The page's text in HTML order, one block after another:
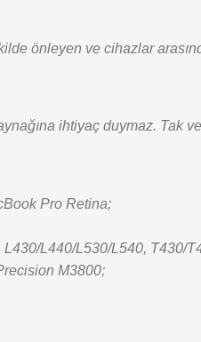
önleyen ve cihazlar
ihtiyaç duymaz. Tak ve
Pro Retina;
L440/L530/L540, T430/
M3800;